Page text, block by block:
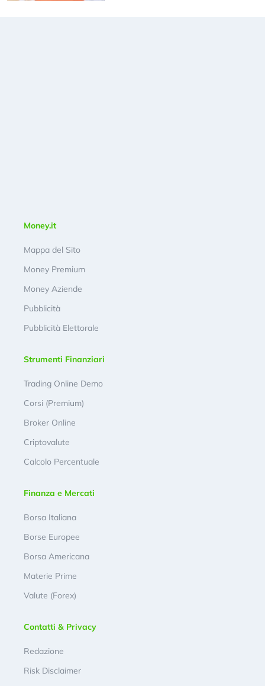
Money.it
Mappa del Sito
Money Premium
Money Aziende
Pubblicità
Pubblicità Elettorale
Strumenti Finanziari
Trading Online Demo
Corsi (Premium)
Broker Online
Criptovalute
Calcolo Percentuale
Finanza e Mercati
Borsa Italiana
Borse Europee
Borsa Americana
Materie Prime
Valute (Forex)
Contatti & Privacy
Redazione
Risk Disclaimer